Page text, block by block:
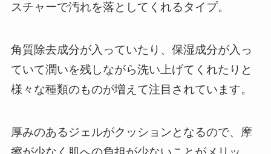
スチャーで汚れを落としてくれるタイプ。
角質除去成分が入っていたり、保湿成分が入っ
ていて潤いを残しながら洗い上げてくれたりと
様々な種類のものが増えて注目されています。
厚みのあるジェルがクッションとなるので、摩